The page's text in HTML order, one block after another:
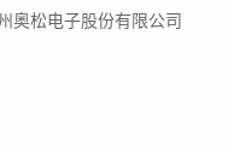
奥松电子股份有限公司